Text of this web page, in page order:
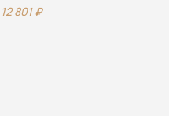
12 801₽